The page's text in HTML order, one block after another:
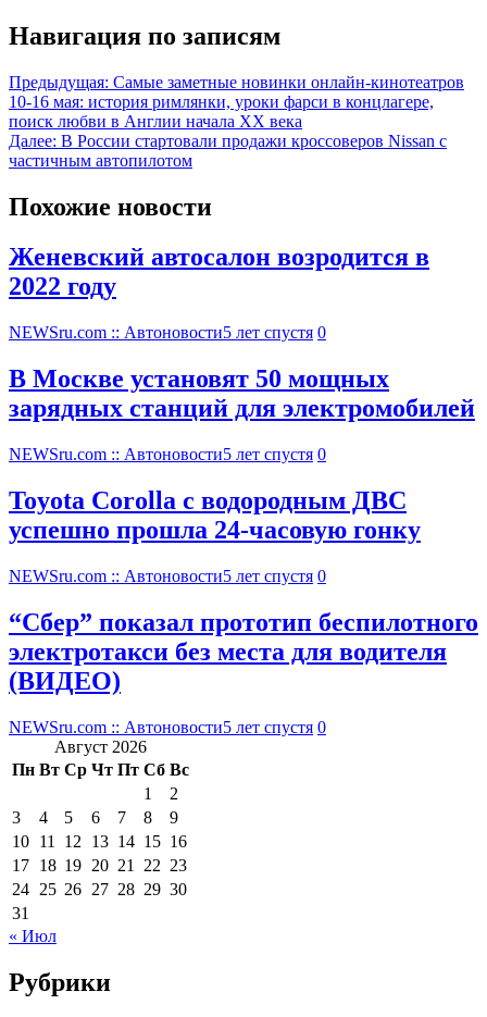
Навигация по записям
Предыдущая: Самые заметные новинки онлайн-кинотеатров
10-16 мая: история римлянки, уроки фарси в концлагере,
поиск любви в Англии начала XX века
Далее: В России стартовали продажи кроссоверов Nissan с
частичным автопилотом
Похожие новости
Женевский автосалон возродится в
2022 году
NEWSru.com :: Автоновости5 лет спустя 0
В Москве установят 50 мощных
зарядных станций для электромобилей
NEWSru.com :: Автоновости5 лет спустя 0
Toyota Corolla с водородным ДВС
успешно прошла 24-часовую гонку
NEWSru.com :: Автоновости5 лет спустя 0
“Сбер” показал прототип беспилотного
электротакси без места для водителя
(ВИДЕО)
NEWSru.com :: Автоновости5 лет спустя 0
Август 2026
Пн Вт Ср Чт Пт Сб Вс
1
2
3
4 5 6 7 8
9
10 11 12 13 14 15 16
17 18 19 20 21 22 23
24 25 26 27 28 29 30
31
« Июл
Рубрики